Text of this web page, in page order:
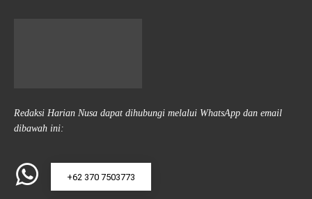
Redaksi Harian Nusa dapat dihubungi melalui WhatsApp dan email
dibawah ini:
+62 370 7503773